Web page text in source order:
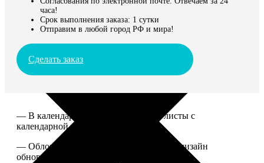
часа!
Срок выполнения заказа: 1 сутки
Отправим в любой город РФ и мира!
Сделать заказ
— В календаре 13 листов: обложка+листы с
календарной сеткой.
— Обложка для календаря стандартная, дизайн
обновляем каждый год.